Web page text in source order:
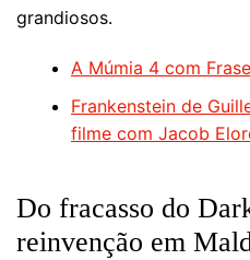
grandiosos.
A Múmia 4 com
Frankenstein de
filme com Jacob
Do fracasso do
reinvenção em